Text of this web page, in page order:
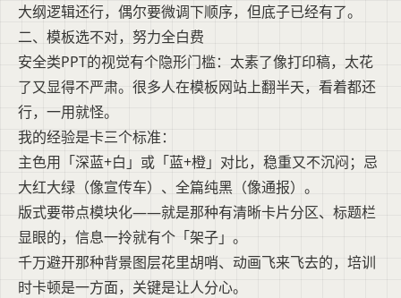
大纲逻辑还行，偶尔要微调下顺序，但底子已经有了。
二、模板选不对，努力全白费
安全类PPT的视觉有个隐形门槛：太素了像打印稿，太花
了又显得不严肃。很多人在模板网站上翻半天，看着都还
行，一用就怪。
我的经验是卡三个标准：
主色用「深蓝+白」或「蓝+橙」对比，稳重又不沉闷；忌
大红大绿（像宣传车）、全篇纯黑（像通报）。
版式要带点模块化——就是那种有清晰卡片分区、标题栏
显眼的，信息一拎就有个「架子」。
千万避开那种背景图层花里胡哨、动画飞来飞去的，培训
时卡顿是一方面，关键是让人分心。